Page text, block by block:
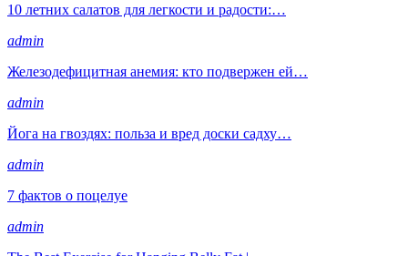
10 летних салатов для легкости и радости:…
admin
Железодефицитная анемия: кто подвержен ей…
admin
Йога на гвоздях: польза и вред доски садху…
admin
7 фактов о поцелуе
admin